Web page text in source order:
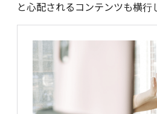
と心配されるコンテンツも横行